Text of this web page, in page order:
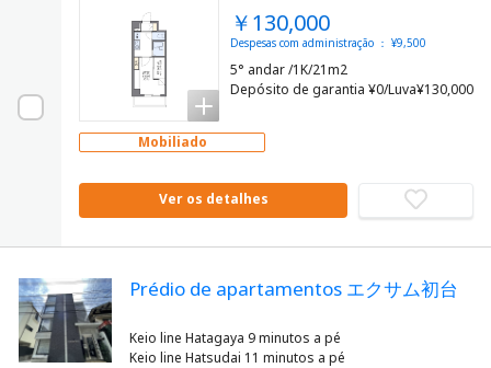
￥130,000
Despesas com administração ： ¥9,500
5° andar /1K/21m2
Depósito de garantia ¥0/Luva¥130,000
Mobiliado
Ver os detalhes
Prédio de apartamentos エクサム初台
Keio line Hatagaya 9 minutos a pé